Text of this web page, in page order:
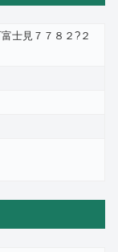
士見７７８２?２